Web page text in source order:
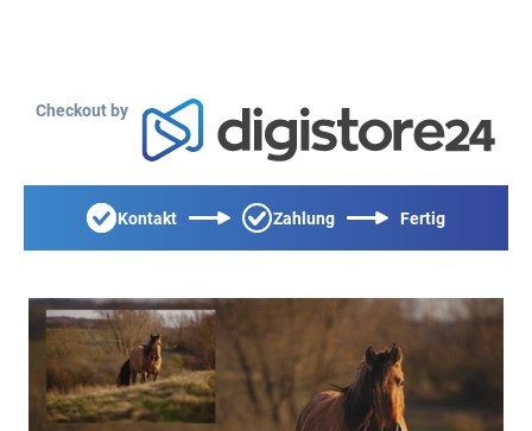
Checkout by
Kontakt Zahlung Fertig